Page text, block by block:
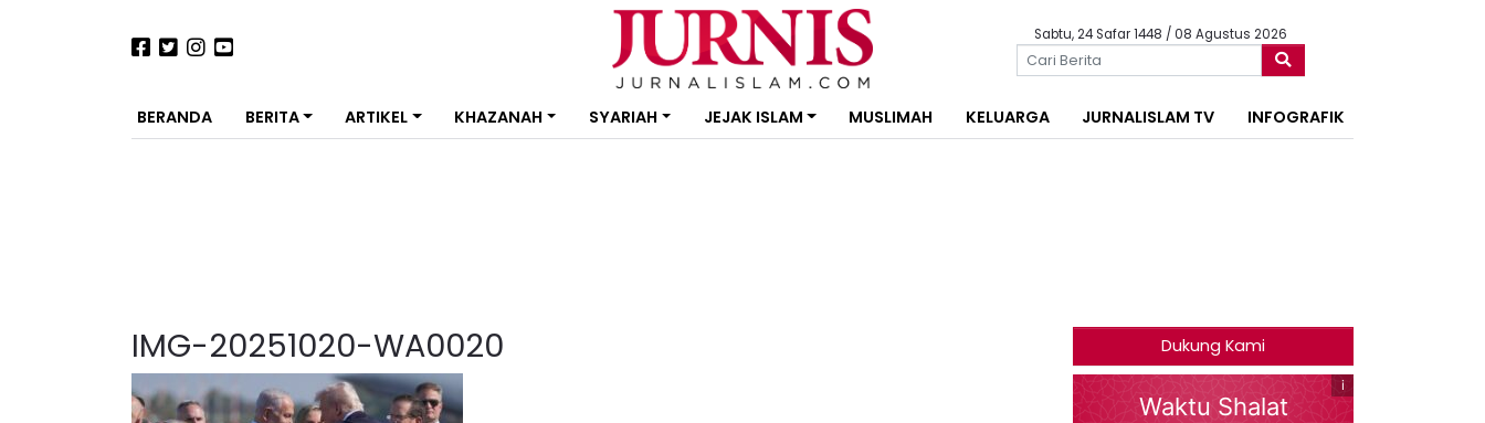
Sabtu, 24 Safar 1448 / 08 Agustus 2026
BERANDA BERITA ARTIKEL KHAZANAH SYARIAH JEJAK ISLAM MUSLIMAH KELUARGA JURNALISLAM TV INFOGRAFIK
IMG-20251020-WA0020 Dukung Kami